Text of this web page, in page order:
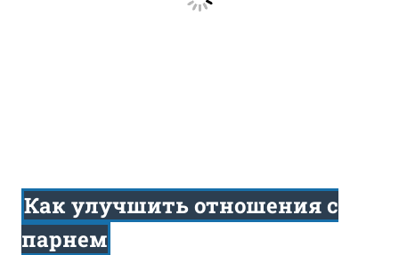
Как улучшить отношения с
парнем